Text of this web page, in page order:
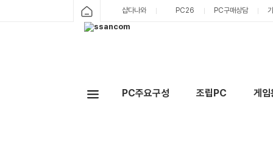
샵다나와 PC26 PC구매상담
PC주요구성 조립PC 게